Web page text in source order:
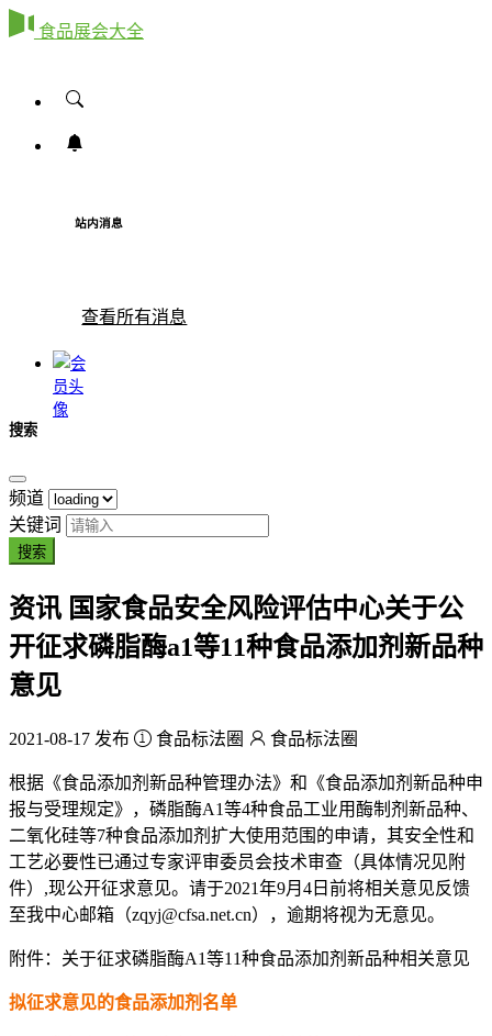
食品展会大全
站内消息
查看所有消息
搜索
频道
关键词
搜索
资讯国家食品安全风险评估中心关于公
开征求磷脂酶a1等11种食品添加剂新品种
意见
2021-08-17 发布 食品标法圈 食品标法圈
根据《食品添加剂新品种管理办法》和《食品添加剂新品种申
报与受理规定》，磷脂酶A1等4种食品工业用酶制剂新品种、
二氧化硅等7种食品添加剂扩大使用范围的申请，其安全性和
工艺必要性已通过专家评审委员会技术审查（具体情况见附
件）,现公开征求意见。请于2021年9月4日前将相关意见反馈
至我中心邮箱（zqyj@cfsa.net.cn），逾期将视为无意见。
附件：关于征求磷脂酶A1等11种食品添加剂新品种相关意见
拟征求意见的食品添加剂名单